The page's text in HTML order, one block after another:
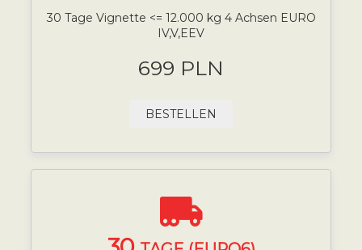
30 Tage Vignette <= 12.000 kg 4 Achsen EURO
IV,V,EEV
699 PLN
BESTELLEN